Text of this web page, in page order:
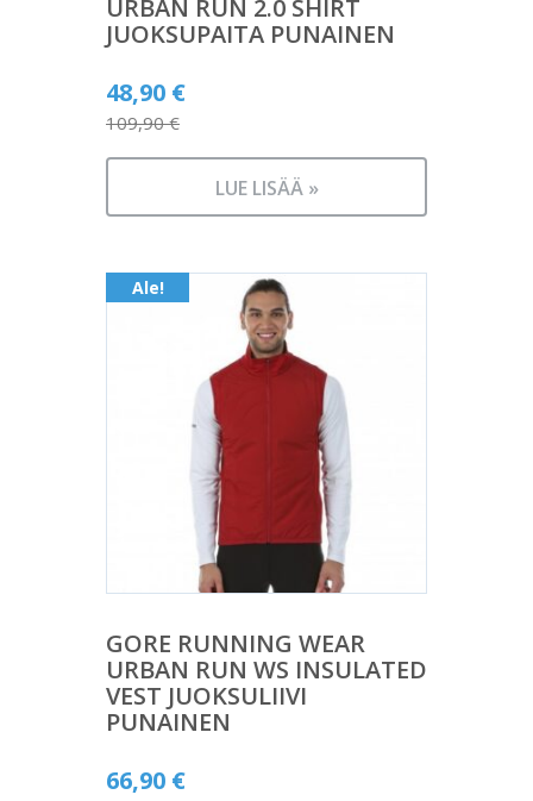
URBAN RUN 2.0 SHIRT
JUOKSUPAITA PUNAINEN
109,90€
Alkuperäinen
hinta
oli:
48,90 €
Nykyinen
on:
LUE LISÄÄ »
Ale!
GORE RUNNING WEAR
URBAN RUN WS INSULATED
VEST JUOKSULIIVI
PUNAINEN
Alkuperäinen
66,90 €